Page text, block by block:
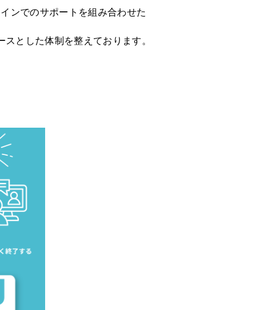
ンでのサポートを組み合わせた
とした体制を整えております。